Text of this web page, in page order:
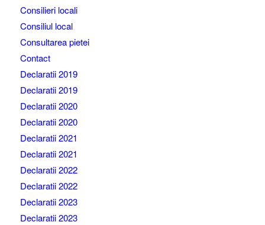
Consilieri locali
Consiliul local
Consultarea pietei
Contact
Declaratii 2019
Declaratii 2019
Declaratii 2020
Declaratii 2020
Declaratii 2021
Declaratii 2021
Declaratii 2022
Declaratii 2022
Declaratii 2023
Declaratii 2023